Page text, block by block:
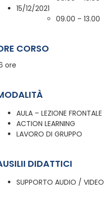
15/12/2021
09.00 – 13.00
CORSO
ore
AULA – LEZIONE FRONTALE
ACTION LEARNING
LAVORO DI GRUPPO
DIDATTICI
SUPPORTO AUDIO / VIDEO